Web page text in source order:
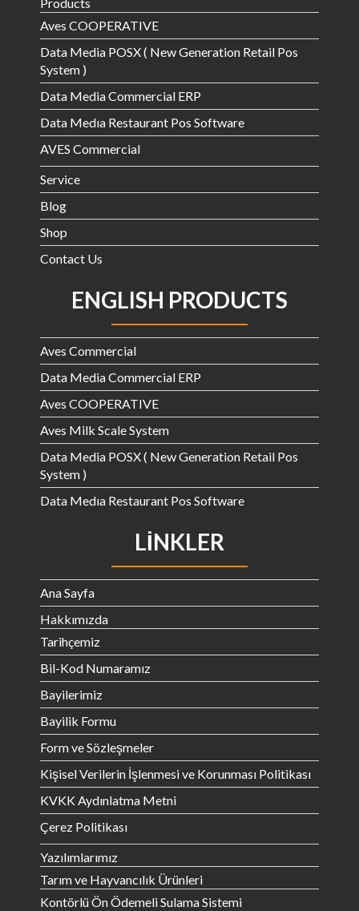
Aves COOPERATIVE
Data Media POSX ( New Generation Retail Pos
System )
Data Media Commercial ERP
Data Medıa Restaurant Pos Software
AVES Commercial
Service
Blog
Shop
Contact Us
ENGLISH PRODUCTS
Aves Commercial
Data Media Commercial ERP
Aves COOPERATIVE
Aves Milk Scale System
Data Media POSX ( New Generation Retail Pos
System )
Data Medıa Restaurant Pos Software
LINKLER
Ana Sayfa
Hakkımızda
Tarihçemiz
Bil-Kod Numaramız
Bayilerimiz
Bayilik Formu
Form ve Sözleşmeler
Kişisel Verilerin İşlenmesi ve Korunması Politikası
KVKK Aydınlatma Metni
Çerez Politikası
Yazılımlarımız
Tarım ve Hayvancılık Ürünleri
Kontörlü Ön Ödemeli Sulama Sistemi